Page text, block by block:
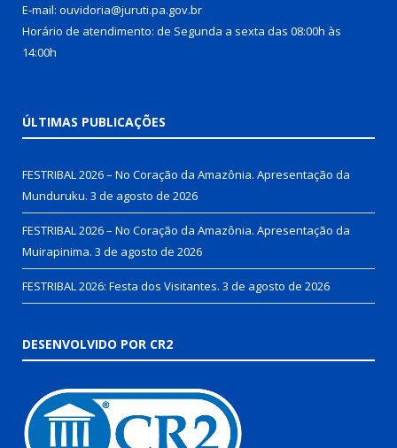
E-mail: ouvidoria@juruti.pa.gov.br
Horário de atendimento: de Segunda a sexta das 08:00h às
14:00h
ÚLTIMAS PUBLICAÇÕES
FESTRIBAL 2026 – No Coração da Amazônia. Apresentação da
Munduruku. 3 de agosto de 2026
FESTRIBAL 2026 – No Coração da Amazônia. Apresentação da
Muirapinima. 3 de agosto de 2026
FESTRIBAL 2026: Festa dos Visitantes. 3 de agosto de 2026
DESENVOLVIDO POR CR2